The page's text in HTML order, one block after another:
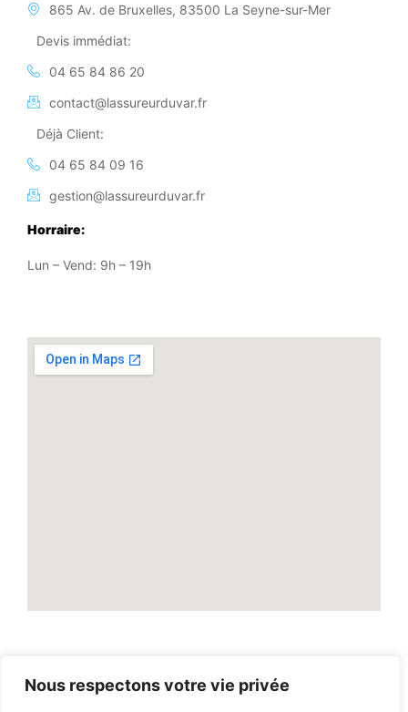
Nous respectons votre vie privée
865 Av. de Bruxelles, 83500 La Seyne-sur-Mer
Devis immédiat:
04 65 84 86 20
contact@lassureurduvar.fr
Déjà Client:
04 65 84 09 16
gestion@lassureurduvar.fr
Horraire:
Lun – Vend: 9h – 19h
© Tout droit reservé par LASSUREUR DU VAR